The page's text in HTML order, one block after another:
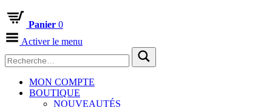
Panier 0
Activer le menu
MON COMPTE
BOUTIQUE
NOUVEAUTÉS